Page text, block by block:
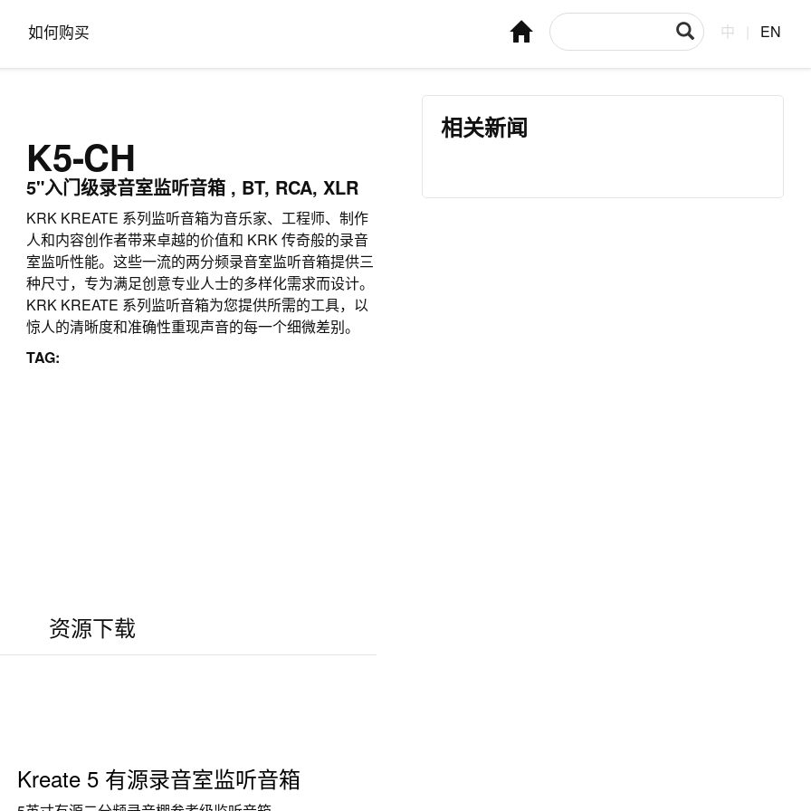
如何购买 中 EN
K5-CH
5"入门级录音室监听音箱 , BT, RCA, XLR
KRK KREATE 系列监听音箱为音乐家、工程师、制作
人和内容创作者带来卓越的价值和 KRK 传奇般的录音
室监听性能。这些一流的两分频录音室监听音箱提供三
种尺寸，专为满足创意专业人士的多样化需求而设计。
KRK KREATE 系列监听音箱为您提供所需的工具，以
惊人的清晰度和准确性重现声音的每一个细微差别。
TAG:
资源下载
Kreate 5 有源录音室监听音箱
相关新闻